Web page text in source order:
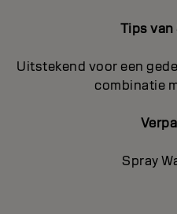
Tips
Uitstekend voor een
combinatie
Spray